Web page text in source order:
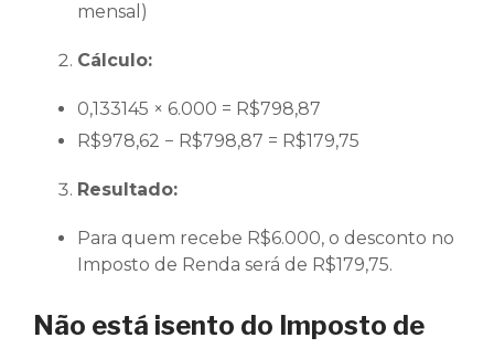
mensal)
Cálculo:
0,133145 × 6.000 = R$798,87
R$978,62 − R$798,87 = R$179,75
Resultado:
Para quem recebe R$6.000, o desconto no
Imposto de Renda será de R$179,75.
Não está isento do Imposto de